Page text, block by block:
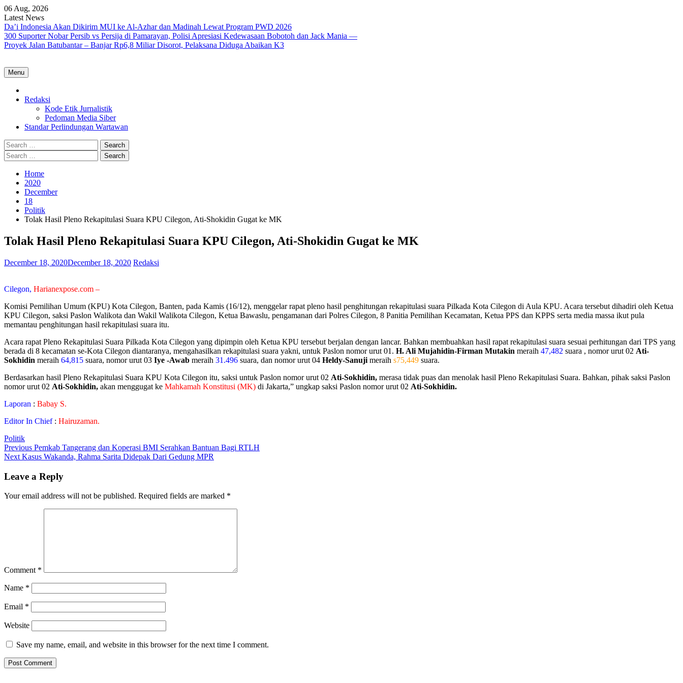
Skip
to
content
06 Aug, 2026
Latest News
Da’i Indonesia Akan Dikirim MUI ke Al-Azhar dan Madinah Lewat Program PWD 2026
300 Suporter Nobar Persib vs Persija di Pamarayan, Polisi Apresiasi Kedewasaan Bobotoh dan Jack Mania —
Proyek Jalan Batubantar – Banjar Rp6,8 Miliar Disorot, Pelaksana Diduga Abaikan K3
Menu
Redaksi
Kode Etik Jurnalistik
Pedoman Media Siber
Standar Perlindungan Wartawan
Search
for:
Search
for:
Home
2020
December
18
Politik
Tolak Hasil Pleno Rekapitulasi Suara KPU Cilegon, Ati-Shokidin Gugat ke MK
Tolak Hasil Pleno Rekapitulasi Suara KPU Cilegon, Ati-Shokidin Gugat ke MK
December 18, 2020December 18, 2020 Redaksi
Cilegon, Harianexpose.com –
Komisi Pemilihan Umum (KPU) Kota Cilegon, Banten, pada Kamis (16/12), menggelar rapat pleno hasil penghitungan rekapitulasi suara Pilkada Kota Cilegon di Aula KPU. Acara tersebut dihadiri oleh Ketua
KPU Cilegon, saksi Paslon Walikota dan Wakil Walikota Cilegon, Ketua Bawaslu, pengamanan dari Polres Cilegon, 8 Panitia Pemilihan Kecamatan, Ketua PPS dan KPPS serta media massa ikut pula
memantau penghitungan hasil rekapitulasi suara itu.
Acara rapat Pleno Rekapitulasi Suara Pilkada Kota Cilegon yang dipimpin oleh Ketua KPU tersebut berjalan dengan lancar. Bahkan membuahkan hasil rapat rekapitulasi suara sesuai perhitungan dari TPS yang
berada di 8 kecamatan se-Kota Cilegon diantaranya, mengahasilkan rekapitulasi suara yakni, untuk Paslon nomor urut 01. H. Ali Mujahidin-Firman Mutakin meraih 47,482 suara , nomor urut 02 Ati-
Sokhidin meraih 64,815 suara, nomor urut 03 Iye -Awab meraih 31.496 suara, dan nomor urut 04 Heldy-Sanuji meraih s75,449 suara.
Berdasarkan hasil Pleno Rekapitulasi Suara KPU Kota Cilegon itu, saksi untuk Paslon nomor urut 02 Ati-Sokhidin, merasa tidak puas dan menolak hasil Pleno Rekapitulasi Suara. Bahkan, pihak saksi Paslon
nomor urut 02 Ati-Sokhidin, akan menggugat ke Mahkamah Konstitusi (MK) di Jakarta,” ungkap saksi Paslon nomor urut 02 Ati-Sokhidin.
Laporan : Babay S.
Editor In Chief: Hairuzaman.
Politik
Post
navigation
Previous Previous
post:
Pemkab Tangerang dan Koperasi BMI Serahkan Bantuan Bagi RTLH
Next Next
Kasus Wakanda, Rahma Sarita Didepak Dari Gedung MPR
Leave a Reply
Your email address will not be published. Required fields are marked *
Comment *
Name *
Email *
Website
Save my name, email, and website in this browser for the next time I comment.